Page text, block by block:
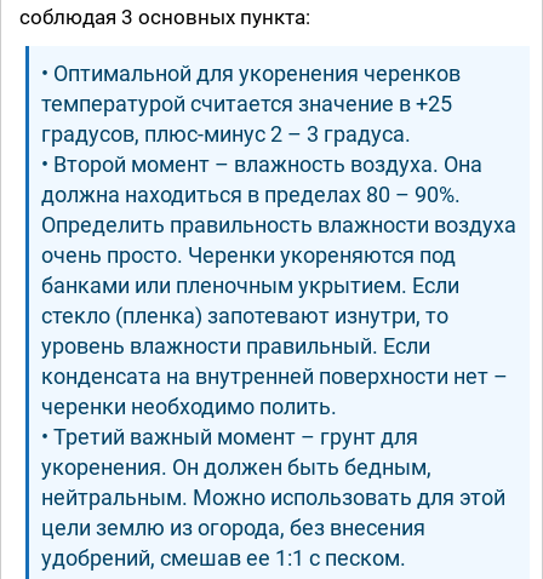
соблюдая 3 основных пункта:
• Оптимальной для укоренения черенков
температурой считается значение в +25
градусов, плюс-минус 2 – 3 градуса.
• Второй момент – влажность воздуха. Она
должна находиться в пределах 80 – 90%.
Определить правильность влажности воздуха
очень просто. Черенки укореняются под
банками или пленочным укрытием. Если
стекло (пленка) запотевают изнутри, то
уровень влажности правильный. Если
конденсата на внутренней поверхности нет –
черенки необходимо полить.
• Третий важный момент – грунт для
укоренения. Он должен быть бедным,
нейтральным. Можно использовать для этой
цели землю из огорода, без внесения
удобрений, смешав ее 1:1 с песком.